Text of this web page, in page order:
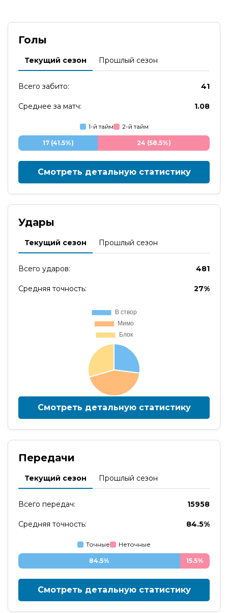
Голы
Текущий сезон Прошлый сезон
Всего забито: 41
Среднее за матч: 1.08
1-й тайм 2-й тайм
17 (41.5%) 24 (58.5%)
Смотреть детальную статистику
Удары
Текущий сезон Прошлый сезон
Всего ударов: 481
Средняя точность: 27%
Смотреть детальную статистику
Передачи
Текущий сезон Прошлый сезон
Всего передач: 15958
Средняя точность: 84.5%
Точные Неточные
84.5% 15.5%
Смотреть детальную статистику